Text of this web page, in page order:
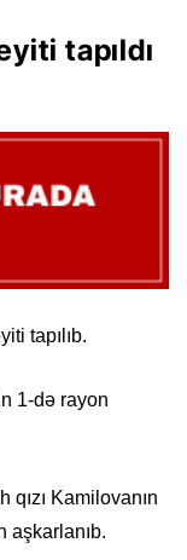
tapıldı
tapılıb.
1-də rayon
Kamilovanın
aşkarlanıb.